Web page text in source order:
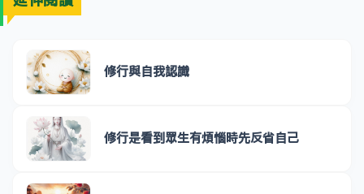
修行與自我認識
修行是看到眾生有煩惱時先反省自己